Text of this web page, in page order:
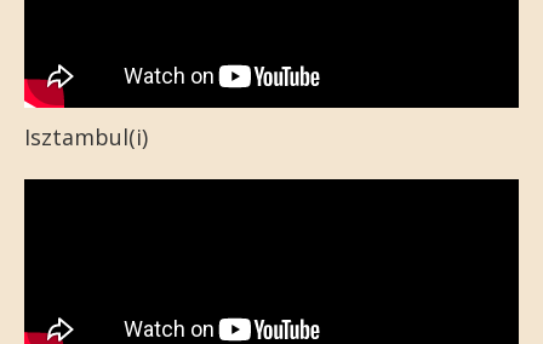
Isztambul(i)